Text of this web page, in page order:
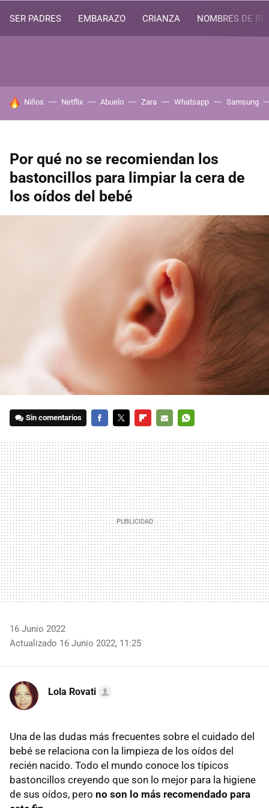
SER PADRES EMBARAZO CRIANZA NOMBRES DE
HOY SE HABLA DE
Niños Netflix Abuelo Zara Whatsapp Samsung
Por qué no se recomiendan los
bastoncillos para limpiar la cera de
los oídos del bebé
Sin comentarios
MAIL
16 Junio 2022
Actualizado 16 Junio 2022, 11:25
Lola Rovati
Una de las dudas más frecuentes sobre el cuidado del
bebé se relaciona con la limpieza de los oídos del
recién nacido. Todo el mundo conoce los típicos
bastoncillos creyendo que son lo mejor para la higiene
de sus oídos, pero no son lo más recomendado para